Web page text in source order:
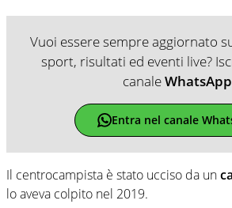
Vuoi essere sempre aggiornato
sport, risultati ed eventi live?
canaleWhatsApp
Entra nel canale
Il centrocampista è stato ucciso da un
lo aveva colpito nel 2019.